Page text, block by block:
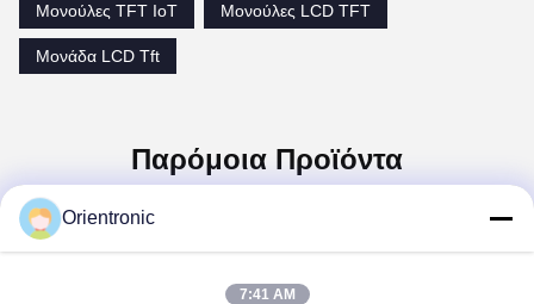
Μονούλες TFT IoT
Μονούλες LCD TFT
Μονάδα LCD Tft
Παρόμοια Προϊόντα
Orientronic
7:41 AM